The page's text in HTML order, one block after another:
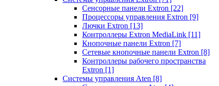
Сенсорные панели Extron [22]
Процессоры управления Extron [9]
Лючки Extron [13]
Контроллеры Extron MediaLink [11]
Кнопочные панели Extron [7]
Сетевые кнопочные панели Extron [8]
Контроллеры рабочего пространства
Extron [1]
Системы управления Aten [8]